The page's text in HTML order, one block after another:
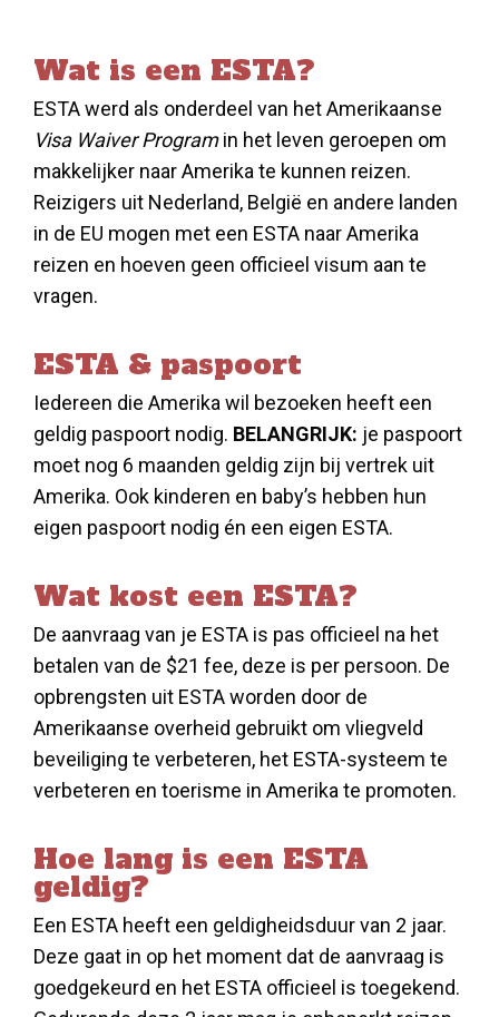
Wat is een ESTA?
ESTA werd als onderdeel van het Amerikaanse
Visa Waiver Programin het leven geroepen om
makkelijker naar Amerika te kunnen reizen.
Reizigers uit Nederland, België en andere landen
in de EU mogen met een ESTA naar Amerika
reizen en hoeven geen officieel visum aan te
vragen.
ESTA & paspoort
Iedereen die Amerika wil bezoeken heeft een
geldig paspoort nodig. BELANGRIJK: je paspoort
moet nog 6 maanden geldig zijn bij vertrek uit
Amerika. Ook kinderen en baby’s hebben hun
eigen paspoort nodig én een eigen ESTA.
Wat kost een ESTA?
De aanvraag van je ESTA is pas officieel na het
betalen van de $21 fee, deze is per persoon. De
opbrengsten uit ESTA worden door de
Amerikaanse overheid gebruikt om vliegveld
beveiliging te verbeteren, het ESTA-systeem te
verbeteren en toerisme in Amerika te promoten.
Hoe lang is een ESTA
geldig?
Een ESTA heeft een geldigheidsduur van 2 jaar.
Deze gaat in op het moment dat de aanvraag is
goedgekeurd en het ESTA officieel is toegekend.